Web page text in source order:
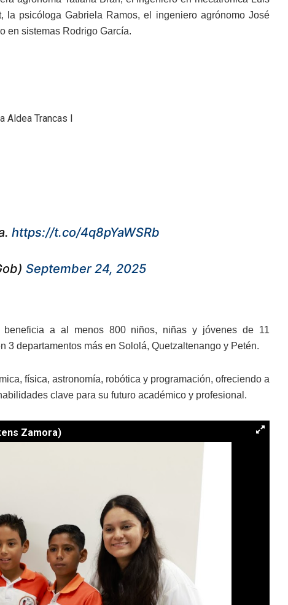
psicóloga Gabriela Ramos, el ingeniero agrónomo José
en sistemas Rodrigo García.
Aldea Trancas I
https://t.co/4q8pYaWSRb
September 24, 2025
a al menos 800 niños, niñas y jóvenes de 11
3 departamentos más en Sololá, Quetzaltenango y Petén.
física, astronomía, robótica y programación, ofreciendo a
clave para su futuro académico y profesional.
Zamora)